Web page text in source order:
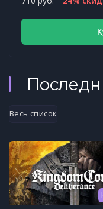
Весь список